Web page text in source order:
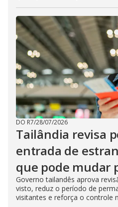
DO R7/28/07/2026
Tailândia revisa
entrada de
que pode mudar
Governo tailandês aprova
visto, reduz o período de
visitantes e reforça o controle